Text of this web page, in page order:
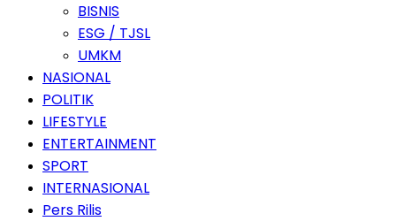
BISNIS
ESG / TJSL
UMKM
NASIONAL
POLITIK
LIFESTYLE
ENTERTAINMENT
SPORT
INTERNASIONAL
Pers Rilis